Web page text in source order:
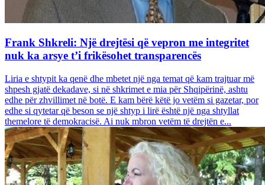
Frank Shkreli: Një drejtësi që vepron me integritet
nuk ka arsye t’i frikësohet transparencës
Liria e shtypit ka qenë dhe mbetet një nga temat që kam trajtuar më
shpesh gjatë dekadave, si në shkrimet e mia për Shqipërinë, ashtu
edhe për zhvillimet në botë. E kam bërë këtë jo vetëm si gazetar, por
edhe si qytetar që beson se një shtyp i lirë është një nga shtyllat
themelore të demokracisë. Ai nuk mbron vetëm të drejtën e...